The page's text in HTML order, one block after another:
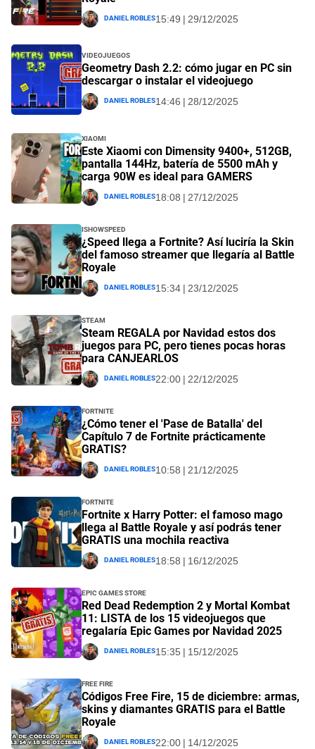
Daniel Robles15:49 | 29/12/2025
Videojuegos
Geometry Dash 2.2: cómo jugar en PC sin
descargar o instalar el videojuego
Daniel Robles14:46 | 28/12/2025
Xiaomi
Este Xiaomi con Dimensity 9400+, 512GB,
pantalla 144Hz, batería de 5500 mAh y
carga 90W es ideal para GAMERS
Daniel Robles18:08 | 27/12/2025
IShowSpeed
¿Speed llega a Fortnite? Así luciría la Skin
del famoso streamer que llegaría al Battle
Royale
Daniel Robles15:34 | 23/12/2025
Steam
Steam REGALA por Navidad estos dos
juegos para PC, pero tienes pocas horas
para CANJEARLOS
Daniel Robles22:00 | 22/12/2025
Fortnite
¿Cómo tener el 'Pase de Batalla' del
Capítulo 7 de Fortnite prácticamente
GRATIS?
Daniel Robles10:58 | 21/12/2025
Fortnite
Fortnite x Harry Potter: el famoso mago
llega al Battle Royale y así podrás tener
GRATIS una mochila reactiva
Daniel Robles18:58 | 16/12/2025
Epic Games Store
Red Dead Redemption 2 y Mortal Kombat
11: LISTA de los 15 videojuegos que
regalaría Epic Games por Navidad 2025
Daniel Robles15:35 | 15/12/2025
Free Fire
Códigos Free Fire, 15 de diciembre: armas,
skins y diamantes GRATIS para el Battle
Royale
Daniel Robles22:00 | 14/12/2025